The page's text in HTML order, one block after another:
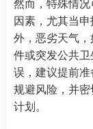
因素，尤其当
外，恶劣天气
件或突发公共
误，建议提前
规避风险，并
计划。